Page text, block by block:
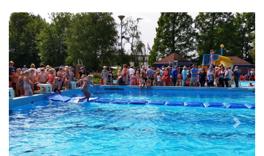
Previous Next